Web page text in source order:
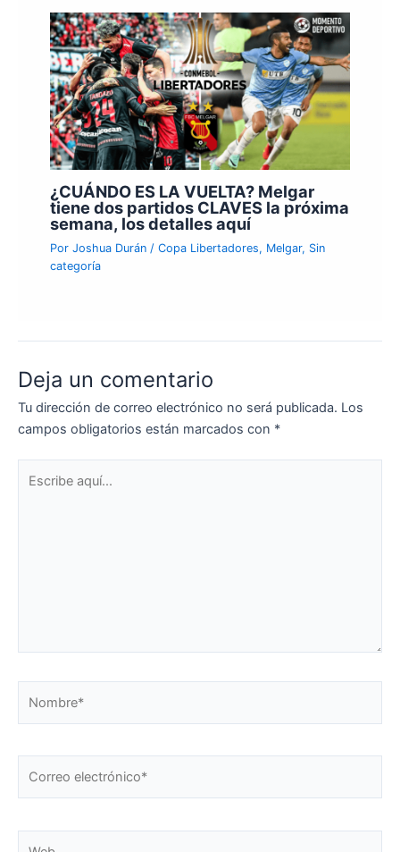
¿CUÁNDO ES LA VUELTA? Melgar
tiene dos partidos CLAVES la próxima
semana, los detalles aquí
PorJoshua Durán /Copa Libertadores, Melgar, Sin
categoría
Deja un comentario
Tu dirección de correo electrónico no será publicada. Los
campos obligatorios están marcados con *
aquí...